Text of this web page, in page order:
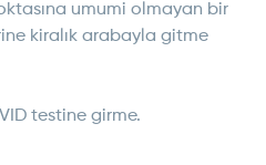
umumi olmayan bir
kiralık arabayla gitme
testine girme.